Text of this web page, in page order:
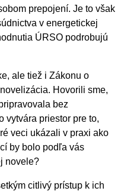
prepojení. Je to však
v energetickej
ÚRSO podrobujú
ale tiež i Zákonu o
Hovorili sme,
bez
vytvára priestor pre to,
veci ukázali v praxi ako
by bolo podľa vás
novele?
citlivý prístup k ich